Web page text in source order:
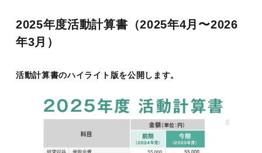
2025年度活動計算書（2025年4月〜2026
年3月）
活動計算書のハイライト版を公開します。